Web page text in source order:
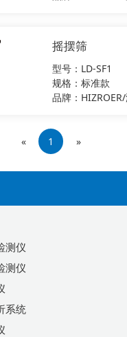
测仪
测仪
系统
摇摆筛
型号：LD-SF1
规格：标准款
品牌：
« 1 »